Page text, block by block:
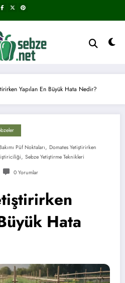
Yapılan En Büyük Hata Nedir?
Püf Noktaları, Domates Yetiştirirken
, Sebze Yetiştirme Teknikleri
0 Yorumlar
Hata